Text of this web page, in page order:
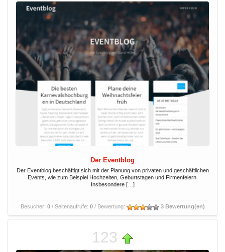
Der Eventblog
Der Eventblog beschäftigt sich mit der Planung von privaten und geschäftlichen
Events, wie zum Beispiel Hochzeiten, Geburtstagen und Firmenfeiern.
Insbesondere […]
Besucher: 0/ Seitenaufrufe: 0/ Bewertung: 3 Bewertung(en)
123